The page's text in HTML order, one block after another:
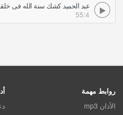
عبد الحميد كشك سنة الله في
55:4
روابط مهمة
الأذان mp3